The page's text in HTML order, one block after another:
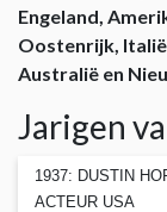
Engeland,
Oostenrijk,
Australië en
Jarigen
1937: DUSTIN
ACTEUR USA